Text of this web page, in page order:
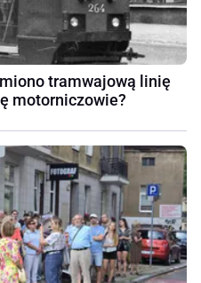
tramwajową linię
motorniczowie?